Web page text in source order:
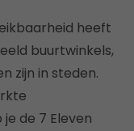
heeft
buurtwinkels,
zijn in steden.
de 7 Eleven